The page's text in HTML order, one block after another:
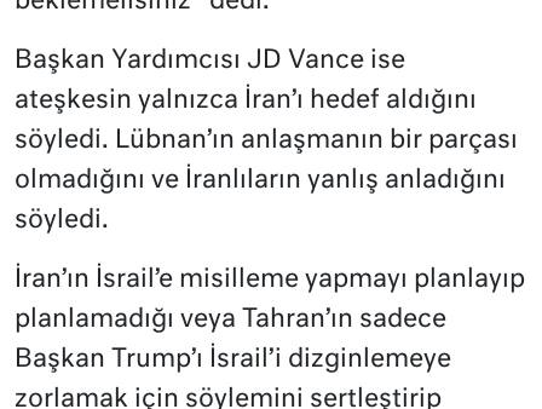
Başkan Yardımcısı JD Vance ise
ateşkesin yalnızca İran’ı hedef aldığını
söyledi. Lübnan’ın anlaşmanın bir parçası
olmadığını ve İranlıların yanlış anladığını
söyledi.
İran’ın İsrail’e misilleme yapmayı planlayıp
planlamadığı veya Tahran’ın sadece
Başkan Trump’ı İsrail’i dizginlemeye
zorlamak için söylemini sertleştirip